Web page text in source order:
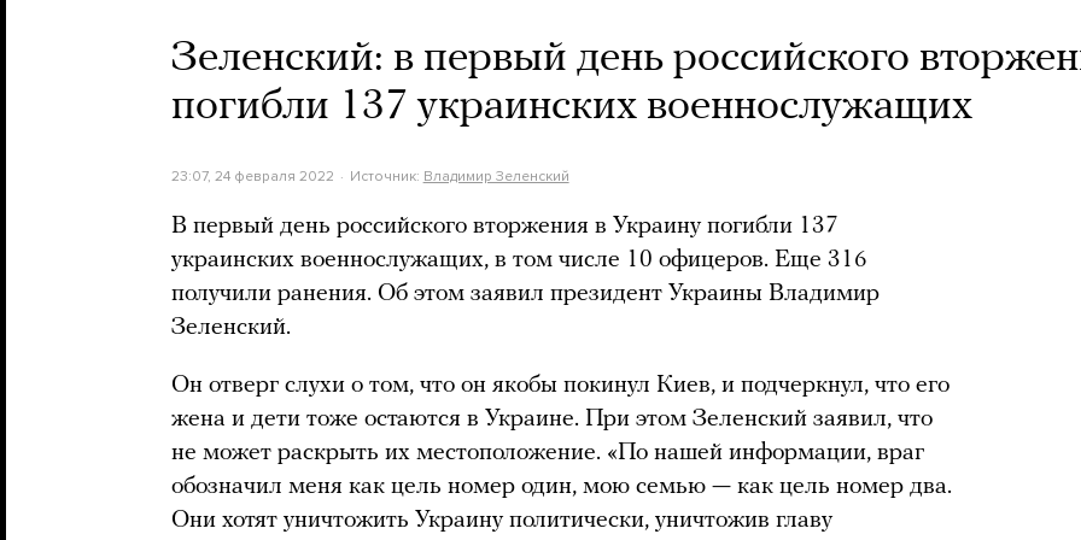
Зеленский: в первый день российского
погибли 137 украинских военнослужащих
23:07, 24 февраля 2022 Источник: Владимир Зеленский
В первый день российского вторжения в Украину погибли 137
украинских военнослужащих, в том числе 10 офицеров. Еще 316
получили ранения. Об этом заявил президент Украины Владимир
Зеленский.
Он отверг слухи о том, что он якобы покинул Киев, и подчеркнул, что его
жена и дети тоже остаются в Украине. При этом Зеленский заявил, что
не может раскрыть их местоположение. «По нашей информации, враг
обозначил меня как цель номер один, мою семью — как цель номер два.
Они хотят уничтожить Украину политически, уничтожив главу